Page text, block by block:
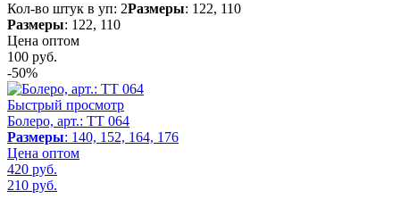
Кол-во штук в уп: 2Размеры: 122, 110
Размеры: 122, 110
Цена оптом
100 руб.
-50%
Быстрый просмотр
Болеро, арт.: TT 064
Размеры: 140, 152, 164, 176
Цена оптом
420 руб.
210 руб.